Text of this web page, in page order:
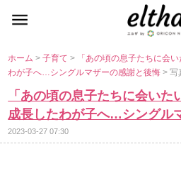
ホーム>子育て>
「あの頃の息子たちに会
わが子へ…シングルマザーの感謝と後悔> 写
「あの頃の息子たちに会いた
成長したわが子へ…シングル
2023-03-27 07:30